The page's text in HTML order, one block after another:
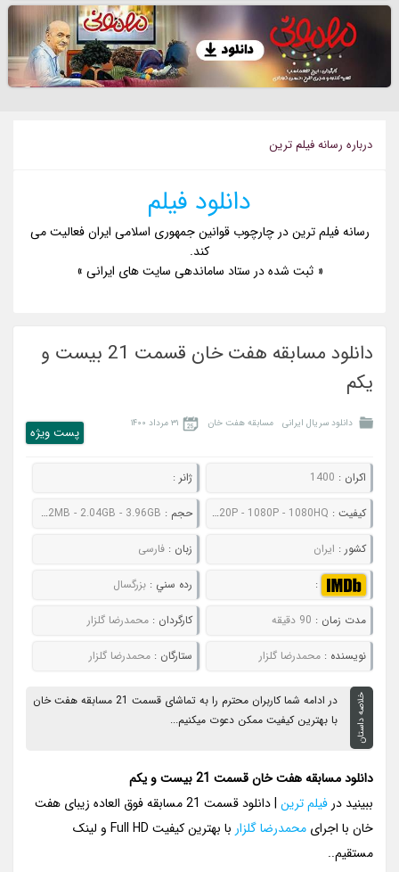
درباره رسانه فيلم ترين
دانلود فیلم
رسانه فیلم ترین در چارچوب قوانین جمهوری اسلامی ایران فعالیت می
کند.
« ثبت شده در ستاد ساماندهی سایت های ایرانی »
دانلود مسابقه هفت خان قسمت 21 بیست و
یکم
دانلود سریال ایرانی مسابقه هفت خان ۳۱ مرداد ۱۴۰۰
پست ويژه
اکران : 1400 ژانر :
کيفيت : 480P - 720P - 1080P - 1080HQ حجم : 354MB - 602MB - 992MB - 2.04GB - 3.96GB
کشور : ایران زبان : فارسی
: رده سني : بزرگسال
مدت زمان : 90 دقیقه کارگردان : محمدرضا گلزار
نويسنده :محمدرضا گلزار ستارگان : محمدرضا گلزار
خلاصه داستان
در ادامه شما کاربران محترم را به تماشای قسمت 21 مسابقه هفت خان
با بهترین کیفیت ممکن دعوت میکنیم...
دانلود مسابقه هفت خان قسمت 21 بیست و یکم
ببینید درفیلم ترین
| دانلود قسمت 21 مسابقه فوق العاده زیبای هفت
خان با اجرایمحمدرضا گلزار
با بهترین کیفیت Full HD و لینک
مستقیم..